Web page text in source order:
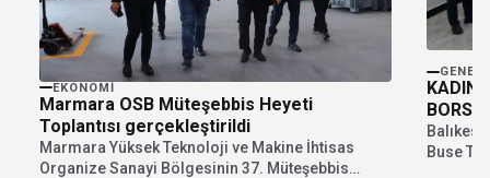
EKONOMI
Marmara OSB Müteşebbis Heyeti
Toplantısı gerçekleştirildi
Marmara Yüksek Teknoloji ve Makine İhtisas
Organize Sanayi Bölgesinin 37. Müteşebbis
GENEL
KADIN
Buse